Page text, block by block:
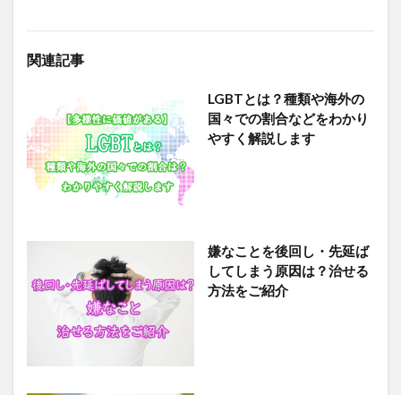
関連記事
LGBTとは？種類や海外の
国々での割合などをわかり
やすく解説します
嫌なことを後回し・先延ば
してしまう原因は？治せる
方法をご紹介